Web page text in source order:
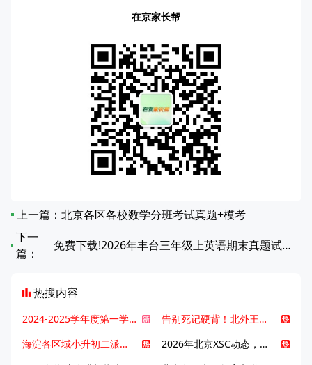
在京家长帮
上一篇： 北京各区各校数学分班考试真题+模考
下一
篇：
免费下载!2026年丰台三年级上英语期末真题试卷（无答案）
热搜内容
2024-2025学年度第一学期北京各区期末考试真题试卷汇总
告别死记硬背！北外王牌精读词汇课，帮孩子突破英语词汇难关
海淀各区域小升初二派全攻略合集！区域一至五志愿填报、升学策略详解
2026年北京XSC动态，持续更新中ing...